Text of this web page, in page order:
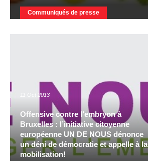
Communiqués de presse
11 Oct 2013
Offensive contre l’embryon à
Bruxelles : l’initiative citoyenne
européenne UN DE NOUS dénonce
un déni de démocratie et appelle à la
mobilisation!